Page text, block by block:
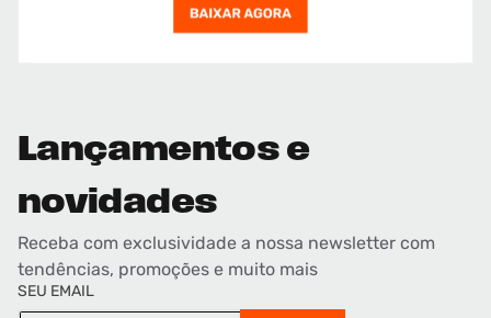
Lançamentos e
novidades
Receba com exclusividade a nossa newsletter com
tendências, promoções e muito mais
SEU EMAIL